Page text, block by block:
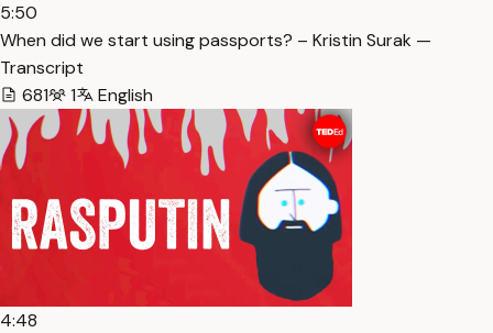
5:50
When did we start using passports? – Kristin Surak —
Transcript
681
1 English
4:48